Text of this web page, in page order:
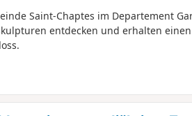
Saint-Chaptes im Departement
entdecken und erhalten